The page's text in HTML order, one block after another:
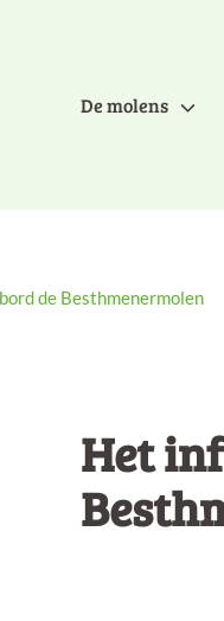
De molens
de Besthmenermolen
Het